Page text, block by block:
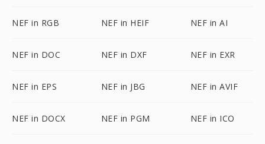
NEF in RGB NEF in HEIF NEF in AI
NEF in DOC NEF in DXF NEF in EXR
NEF in EPS NEF in JBG NEF in AVIF
NEF in DOCX NEF in PGM NEF in ICO